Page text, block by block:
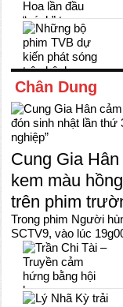
Chân Dung
Cung Gia
kem màu
trên phim
Trong phim Người
SCTV9, vào lúc